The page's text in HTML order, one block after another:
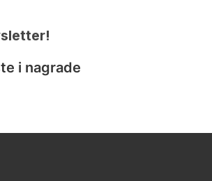
i nagrade